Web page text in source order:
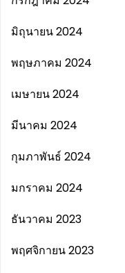
มิถุนายน 2024
พฤษภาคม 2024
เมษายน 2024
มีนาคม 2024
กุมภาพันธ์ 2024
มกราคม 2024
ธันวาคม 2023
พฤศจิกายน 2023